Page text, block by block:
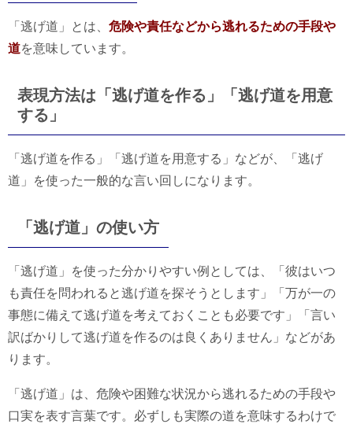
「逃げ道」とは、 危険や責任などから逃れるための手段や
道を意味しています。
表現方法は「逃げ道を作る」「逃げ道を用意
する」
「逃げ道を作る」「逃げ道を用意する」などが、「逃げ
道」を使った一般的な言い回しになります。
「逃げ道」の使い方
「逃げ道」を使った分かりやすい例としては、「彼はいつ
も責任を問われると逃げ道を探そうとします」「万が一の
事態に備えて逃げ道を考えておくことも必要です」「言い
訳ばかりして逃げ道を作るのは良くありません」などがあ
ります。
「逃げ道」は、危険や困難な状況から逃れるための手段や
口実を表す言葉です。必ずしも実際の道を意味するわけで